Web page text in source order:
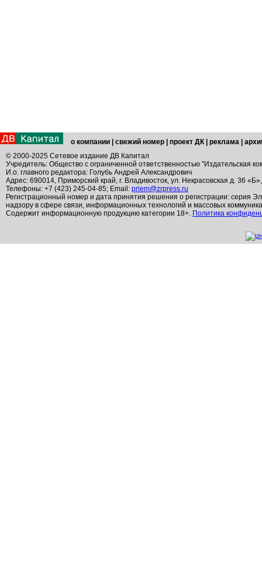
о компании свежий номер проект ДК реклама
© 2000-2025 Сетевое издание ДВ Капитал
Учредитель: Общество с ограниченной ответственностью "Издательская
И.о. главного редактора: Голубь Андрей Александрович
Адрес: 690014, Приморский край, г. Владивосток, ул. Некрасовская д. 36
Телефоны: +7 (423) 245-04-85; Email: priem@zrpress.ru
Регистрационный номер и дата принятия решения о регистрации: серия
надзору в сфере связи, информационных технологий и массовых
Содержит информационную продукцию категории 18+. Политика